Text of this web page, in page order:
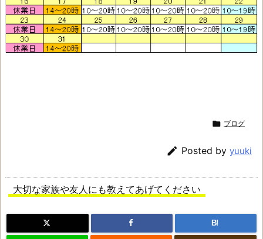
 ブログ
 Posted by yuuki
大切な家族や友人にも教えてあげてください
B!